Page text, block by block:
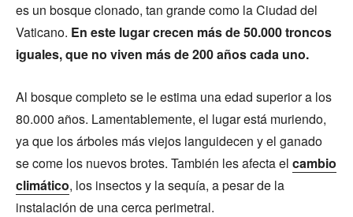
es un bosque clonado, tan grande como la Ciudad del
Vaticano. En este lugar crecen más de 50.000 troncos
iguales, que no viven más de 200 años cada uno.
Al bosque completo se le estima una edad superior a los
80.000 años. Lamentablemente, el lugar está muriendo,
ya que los árboles más viejos languidecen y el ganado
se come los nuevos brotes. También les afecta el cambio
climático, los insectos y la sequía, a pesar de la
instalación de una cerca perimetral.